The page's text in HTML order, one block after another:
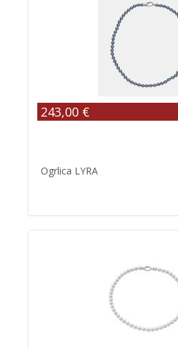
243,00 €
Ogrlica LYRA